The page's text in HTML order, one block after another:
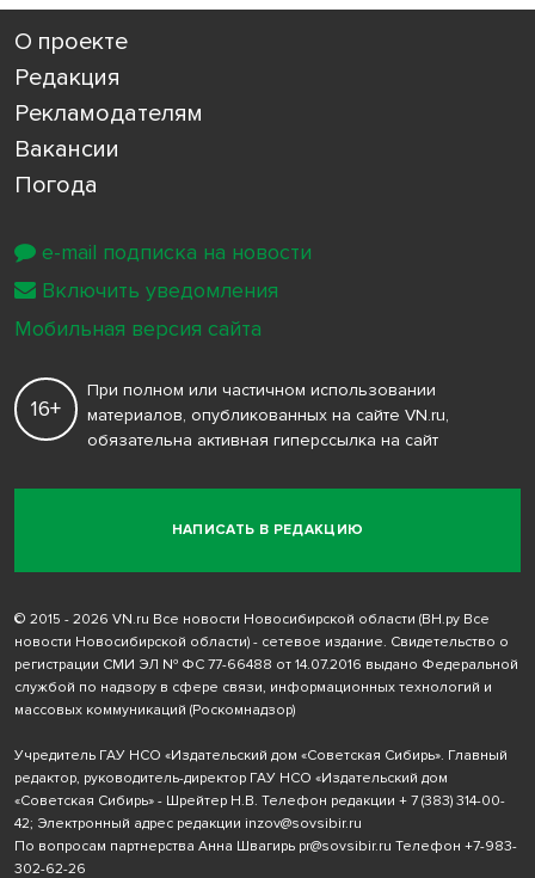
О проекте
Редакция
Рекламодателям
Вакансии
Погода
НАПИСАТЬ В РЕДАКЦИЮ
16+
При полном или частичном использовании
материалов, опубликованных на сайте VN.ru,
обязательна активная гиперссылка на сайт
© 2015 - 2026 VN.ru Все новости Новосибирской области (ВН.ру Все
новости Новосибирской области) - сетевое издание. Свидетельство о
регистрации СМИ ЭЛ № ФС 77-66488 от 14.07.2016 выдано Федеральной
службой по надзору в сфере связи, информационных технологий и
массовых коммуникаций (Роскомнадзор)
Учредитель ГАУ НСО «Издательский дом «Советская Сибирь». Главный
редактор, руководитель-директор ГАУ НСО «Издательский дом
«Советская Сибирь» - Шрейтер Н.В. Телефон редакции + 7 (383) 314-00-
42; Электронный адрес редакции inzov@sovsibir.ru
По вопросам партнерства Анна Швагирь pr@sovsibir.ru Телефон +7-983-
302-62-26
e-mail подписка на новости
Включить уведомления
Мобильная версия сайта